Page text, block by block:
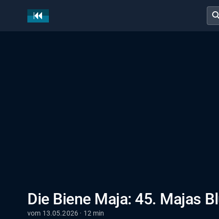
Die Biene Maja: 45. Majas
vom 13.05.2026 · 12 min